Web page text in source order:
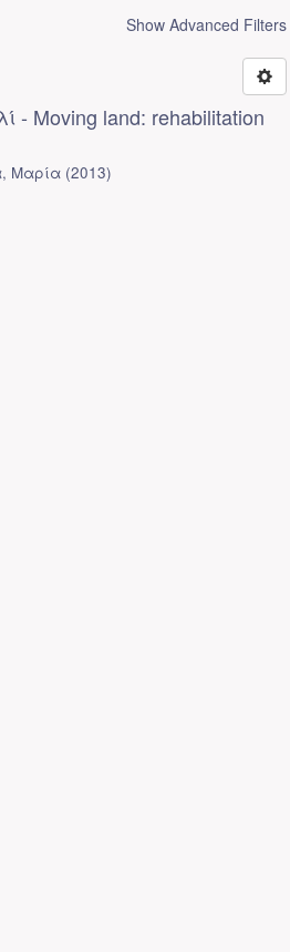
Show Advanced Filters
Moving land: rehabilitation
Μαρία (2013)